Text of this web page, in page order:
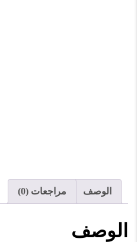
الوصف مراجعات (0)
الوصف